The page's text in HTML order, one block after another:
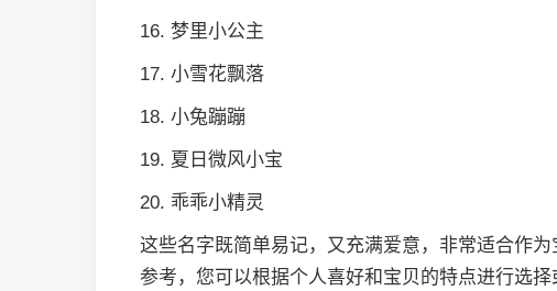
16. 梦里小公主
17. 小雪花飘落
18. 小兔蹦蹦
19. 夏日微风小宝
20. 乖乖小精灵
这些名字既简单易记，又充满爱意，非常适合作
参考，您可以根据个人喜好和宝贝的特点进行选择